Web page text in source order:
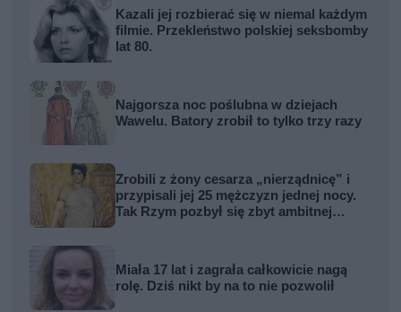
Kazali jej rozbierać się w niemal każdym
filmie. Przekleństwo polskiej seksbomby
lat 80.
Najgorsza noc poślubna w dziejach
Wawelu. Batory zrobił to tylko trzy razy
Zrobili z żony cesarza „nierządnicę” i
przypisali jej 25 mężczyzn jednej nocy.
Tak Rzym pozbył się zbyt ambitnej
Miała 17 lat i zagrała całkowicie nagą
rolę. Dziś nikt by na to nie pozwolił